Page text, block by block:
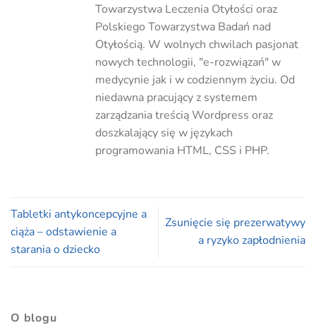
O blogu
Towarzystwa Leczenia Otyłości oraz
Polskiego Towarzystwa Badań nad
Otyłością. W wolnych chwilach pasjonat
nowych technologii, "e-rozwiązań" w
medycynie jak i w codziennym życiu. Od
niedawna pracujący z systemem
zarządzania treścią Wordpress oraz
doszkalający się w językach
programowania HTML, CSS i PHP.
Tabletki antykoncepcyjne a
ciąża – odstawienie a
starania o dziecko
Zsunięcie się prezerwatywy
a ryzyko zapłodnienia